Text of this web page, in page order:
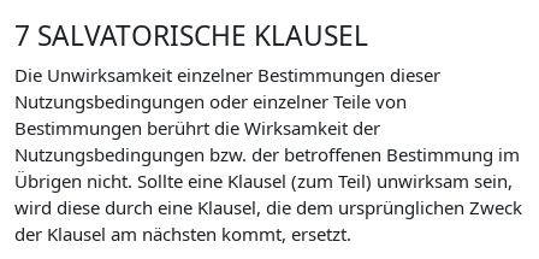
7 SALVATORISCHE KLAUSEL
Die Unwirksamkeit einzelner Bestimmungen dieser
Nutzungsbedingungen oder einzelner Teile von
Bestimmungen berührt die Wirksamkeit der
Nutzungsbedingungen bzw. der betroffenen Bestimmung im
Übrigen nicht. Sollte eine Klausel (zum Teil) unwirksam sein,
wird diese durch eine Klausel, die dem ursprünglichen Zweck
der Klausel am nächsten kommt, ersetzt.